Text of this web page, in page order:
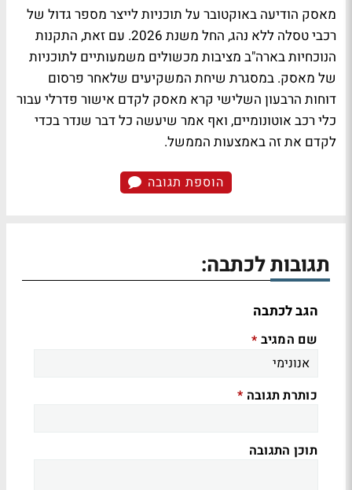
מאסק הודיעה באוקטובר על תוכניות לייצר מספר גדול של
רכבי טסלה ללא נהג, החל משנת 2026. עם זאת, התקנות
הנוכחיות בארה"ב מציבות מכשולים משמעותיים לתוכניות
של מאסק. במסגרת שיחת המשקיעים שלאחר פרסום
דוחות הרבעון השלישי קרא מאסק לקדם אישור פדרלי עבור
כלי רכב אוטונומיים, ואף אמר שיעשה כל דבר שנדר בכדי
לקדם את זה באמצעות הממשל.
הוספת תגובה
תגובות לכתבה:
הגב לכתבה
שם המגיב *
כותרת תגובה *
תוכן התגובה